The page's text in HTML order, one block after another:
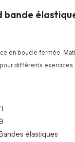
bande
en boucle fermée.
différents exercices
élastiques